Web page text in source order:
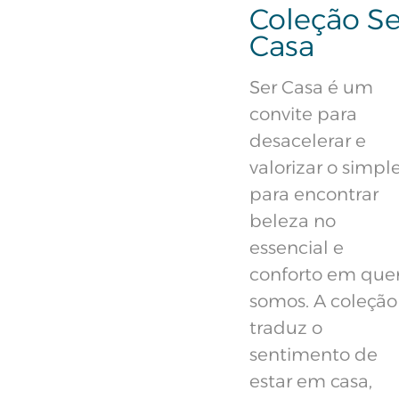
Coleção
Casa
Ser Casa é um
convite para
desacelerar e
valorizar o
para encontrar
beleza no
essencial e
conforto em
somos. A coleção
traduz o
sentimento de
estar em casa,